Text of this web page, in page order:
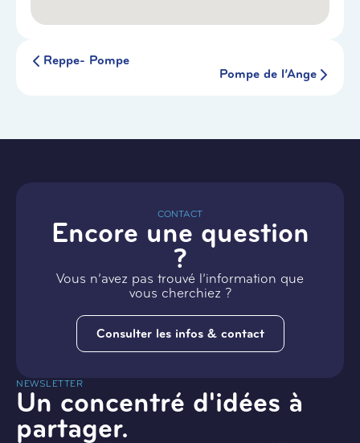
Reppe- Pompe
Pompe de l’Ange
CONTACT
Encore une question
?
Vous n’avez pas trouvé l’information que
vous cherchiez ?
Consulter les infos & contact
NEWSLETTER
Un concentré d'idées à
partager.